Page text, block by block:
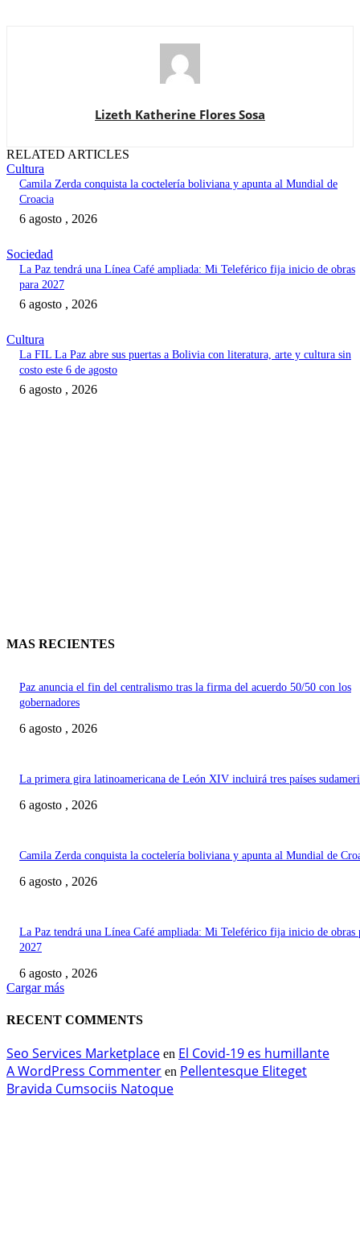
Lizeth Katherine Flores Sosa
RELATED ARTICLES
Cultura
Camila Zerda conquista la coctelería boliviana y apunta al Mundial de
Croacia
6 agosto , 2026
Sociedad
La Paz tendrá una Línea Café ampliada: Mi Teleférico fija inicio de obras
para 2027
6 agosto , 2026
Cultura
La FIL La Paz abre sus puertas a Bolivia con literatura, arte y cultura sin
costo este 6 de agosto
6 agosto , 2026
MAS RECIENTES
Paz anuncia el fin del centralismo tras la firma del acuerdo 50/50 con los
gobernadores
6 agosto , 2026
La primera gira latinoamericana de León XIV incluirá tres países
6 agosto , 2026
Camila Zerda conquista la coctelería boliviana y apunta al Mundial de
6 agosto , 2026
La Paz tendrá una Línea Café ampliada: Mi Teleférico fija inicio de obras
2027
6 agosto , 2026
Cargar más
RECENT COMMENTS
Seo Services Marketplace en El Covid-19 es humillante
A WordPress Commenter en Pellentesque Eliteget
Bravida Cumsociis Natoque